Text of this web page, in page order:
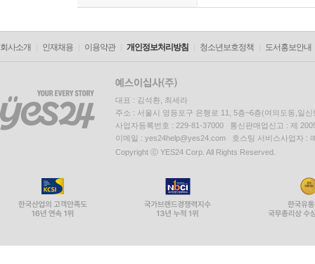
회사소개 인재채용 이용약관 개인정보처리방침 청소년보호정책 도서홍보안내
대표 : 김석환, 최세라
주소 : 서울시 영등포구 은행로 11, 5층~6층(여의도동,일신
사업자등록번호 : 229-81-37000 통신판매업신고 : 제
이메일 : yes24help@yes24.com 호스팅 서비스사업자 :
Copyright ⓒ YES24 Corp. All Rights Reserved.